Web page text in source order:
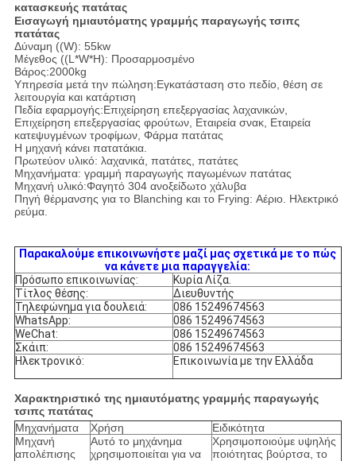
κατασκευής πατάτας
Εισαγωγή ημιαυτόματης γραμμής παραγωγής τσιπς
πατάτας
Δύναμη ((W): 55kw
Μέγεθος ((L*W*H): Προσαρμοσμένο
Βάρος:2000kg
Υπηρεσία μετά την πώληση:Εγκατάσταση στο πεδίο, θέση σε
λειτουργία και κατάρτιση
Πεδία εφαρμογής:Επιχείρηση επεξεργασίας λαχανικών,
Επιχείρηση επεξεργασίας φρούτων, Εταιρεία σνακ, Εταιρεία
κατεψυγμένων τροφίμων, Φάρμα πατάτας
Η μηχανή κάνει πατατάκια.
Πρωτεύον υλικό: λαχανικά, πατάτες, πατάτες
Μηχανήματα: γραμμή παραγωγής παγωμένων πατάτας
Μηχανή υλικό:Φαγητό 304 ανοξείδωτο χάλυβα
Πηγή θέρμανσης για το Blanching και το Frying: Αέριο. Ηλεκτρικό
ρεύμα.
Παρακαλούμε επικοινωνήστε μαζί μας σχετικά με το πώς
να κάνετε μια παραγγελία:
Πρόσωπο επικοινωνίας:
Κυρία Λίζα.
Τίτλος θέσης:
Διευθυντής
Τηλεφώνημα για δουλειά:
086 15249674563
WhatsApp:
086 15249674563
WeChat:
086 15249674563
Σκάιπ:
086 15249674563
Ηλεκτρονικό:
Επικοινωνία με την Ελλάδα
Χαρακτηριστικό της ημιαυτόματης γραμμής παραγωγής
τσιπς πατάτας
Μηχανήματα
Χρήση
Ειδικότητα
Μηχανή
απολέπισης
Αυτό το μηχάνημα
χρησιμοποιείται για να
Χρησιμοποιούμε υψηλής
ποιότητας βούρτσα, το